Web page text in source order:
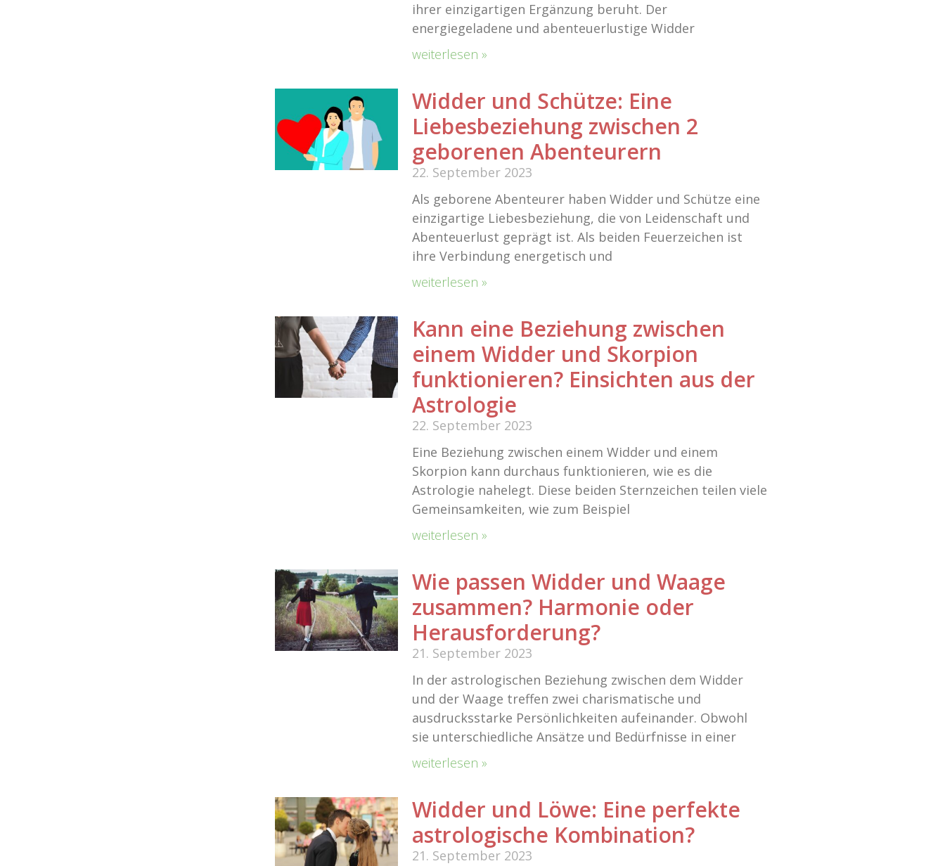
ihrer einzigartigen Ergänzung beruht. Der
energiegeladene und abenteuerlustige Widder
weiterlesen »
Widder und Schütze: Eine
Liebesbeziehung zwischen 2
geborenen Abenteurern
22. September 2023
Als geborene Abenteurer haben Widder und Schütze eine
einzigartige Liebesbeziehung, die von Leidenschaft und
Abenteuerlust geprägt ist. Als beiden Feuerzeichen ist
ihre Verbindung energetisch und
weiterlesen »
Kann eine Beziehung zwischen
einem Widder und Skorpion
funktionieren? Einsichten aus der
Astrologie
22. September 2023
Eine Beziehung zwischen einem Widder und einem
Skorpion kann durchaus funktionieren, wie es die
Astrologie nahelegt. Diese beiden Sternzeichen teilen viele
Gemeinsamkeiten, wie zum Beispiel
weiterlesen »
Wie passen Widder und Waage
zusammen? Harmonie oder
Herausforderung?
21. September 2023
In der astrologischen Beziehung zwischen dem Widder
und der Waage treffen zwei charismatische und
ausdrucksstarke Persönlichkeiten aufeinander. Obwohl
sie unterschiedliche Ansätze und Bedürfnisse in einer
weiterlesen »
Widder und Löwe: Eine perfekte
astrologische Kombination?
21. September 2023